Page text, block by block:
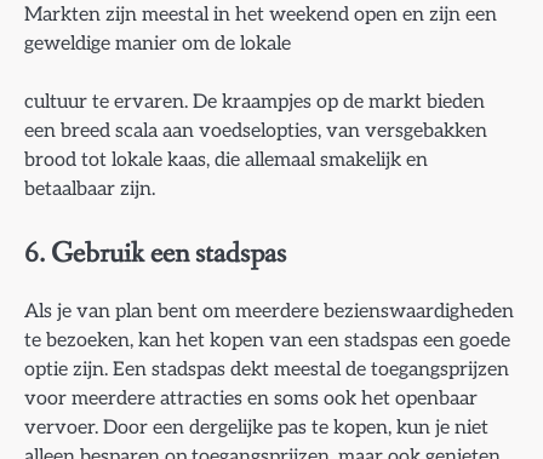
Markten zijn meestal in het weekend open en zijn een
geweldige manier om de lokale
cultuur te ervaren. De kraampjes op de markt bieden
een breed scala aan voedselopties, van versgebakken
brood tot lokale kaas, die allemaal smakelijk en
betaalbaar zijn.
6.Gebruik een stadspas
Als je van plan bent om meerdere bezienswaardigheden
te bezoeken, kan het kopen van een stadspas een goede
optie zijn. Een stadspas dekt meestal de toegangsprijzen
voor meerdere attracties en soms ook het openbaar
vervoer. Door een dergelijke pas te kopen, kun je niet